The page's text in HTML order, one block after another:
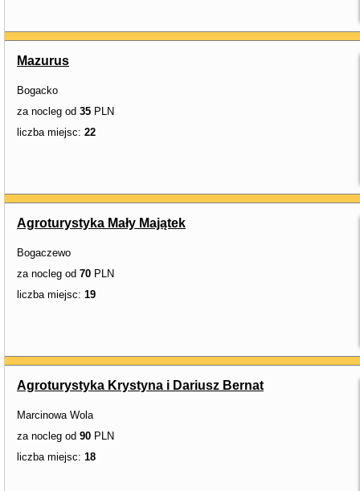
Mazurus
Bogacko
za nocleg od 35 PLN
liczba miejsc: 22
Agroturystyka Mały Majątek
Bogaczewo
za nocleg od 70 PLN
liczba miejsc: 19
Agroturystyka Krystyna i Dariusz Bernat
Marcinowa Wola
za nocleg od 90 PLN
liczba miejsc: 18